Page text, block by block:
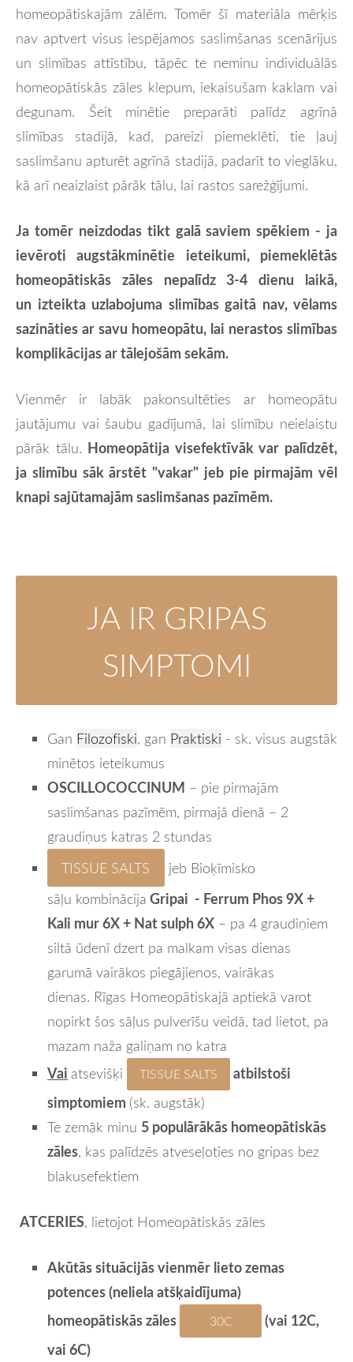
homeopātiskajām zālēm. Tomēr šī materiāla mērķis
nav aptvert visus iespējamos saslimšanas scenārijus
un slimības attīstību, tāpēc te neminu individuālās
homeopātiskās zāles klepum, iekaisušam kaklam vai
degunam. Šeit minētie preparāti palīdz agrīnā
slimības stadijā, kad, pareizi piemeklēti, tie ļauj
saslimšanu apturēt agrīnā stadijā, padarīt to vieglāku,
kā arī neaizlaist pārāk tālu, lai rastos sarežģījumi.
Ja tomēr neizdodas tikt galā saviem spēkiem - ja
ievēroti augstākminētie ieteikumi, piemeklētās
homeopātiskās zāles nepalīdz 3-4 dienu laikā,
un izteikta uzlabojuma slimības gaitā nav, vēlams
sazināties ar savu homeopātu, lai nerastos slimības
komplikācijas ar tālejošām sekām.
Vienmēr ir labāk pakonsultēties ar homeopātu
jautājumu vai šaubu gadījumā, lai slimību neielaistu
pārāk tālu. Homeopātija visefektīvāk var palīdzēt,
ja slimību sāk ārstēt "vakar" jeb pie pirmajām vēl
knapi sajūtamajām saslimšanas pazīmēm.
JA IR GRIPAS
SIMPTOMI
Gan Filozofiski, gan Praktiski - sk. visus augstāk
minētos ieteikumus
OSCILLOCOCCINUM – pie pirmajām
saslimšanas pazīmēm, pirmajā dienā – 2
graudiņus katras 2 stundas
TISSUE SALTS
jeb Bioķīmisko
sāļu kombinācija Gripai - Ferrum Phos 9X +
Kali mur 6X + Nat sulph 6X – pa 4 graudiņiem
siltā ūdenī dzert pa malkam visas dienas
garumā vairākos piegājienos, vairākas
dienas. Rīgas Homeopātiskajā aptiekā varot
nopirkt šos sāļus pulverīšu veidā, tad lietot, pa
mazam naža galiņam no katra
Vai atsevišķi TISSUE SALTS
atbilstoši
simptomiem (sk. augstāk)
Te zemāk minu 5 populārākās homeopātiskās
zāles, kas palīdzēs atveseļoties no gripas bez
blakusefektiem
ATCERIES, lietojot Homeopātiskās zāles
Akūtās situācijās vienmēr lieto zemas
potences (neliela atšķaidījuma)
homeopātiskās zāles
30C
(vai 12C,
vai 6C)